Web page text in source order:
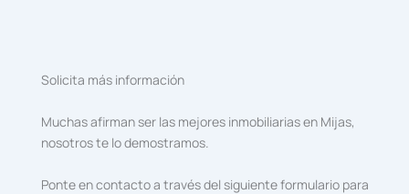
Solicita más información
Muchas afirman ser las mejores inmobiliarias en Mijas,
nosotros te lo demostramos.
Ponte en contacto a través del siguiente formulario para